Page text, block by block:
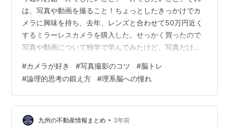
は、写真や動画を撮ること！ちょっとしたきっかけでカ
メラに興味を持ち、去年、レンズと合わせて50万円近く
するミラーレスカメラを購入した。せっかく買ったので
写真や動画について独学で学んでみたけど、写真だけで
的な思考」が要求されるところ。「絵を描く」のに近い
けど、「デッサン」などの下積みスキルが必要なく「視
覚的な思考」の部分に専念できるのが面白い。写真がう
まい人って最終的な仕上がりから「視覚的に」逆算して
シャッター切ってるよね。今回はこの「視覚的な思考」
#カメラが好き #写真撮影のコツ #脳トレ
#論理的思考の鍛え方 #理系脳への憧れ
九州の不動産情報まとめ • 3年前